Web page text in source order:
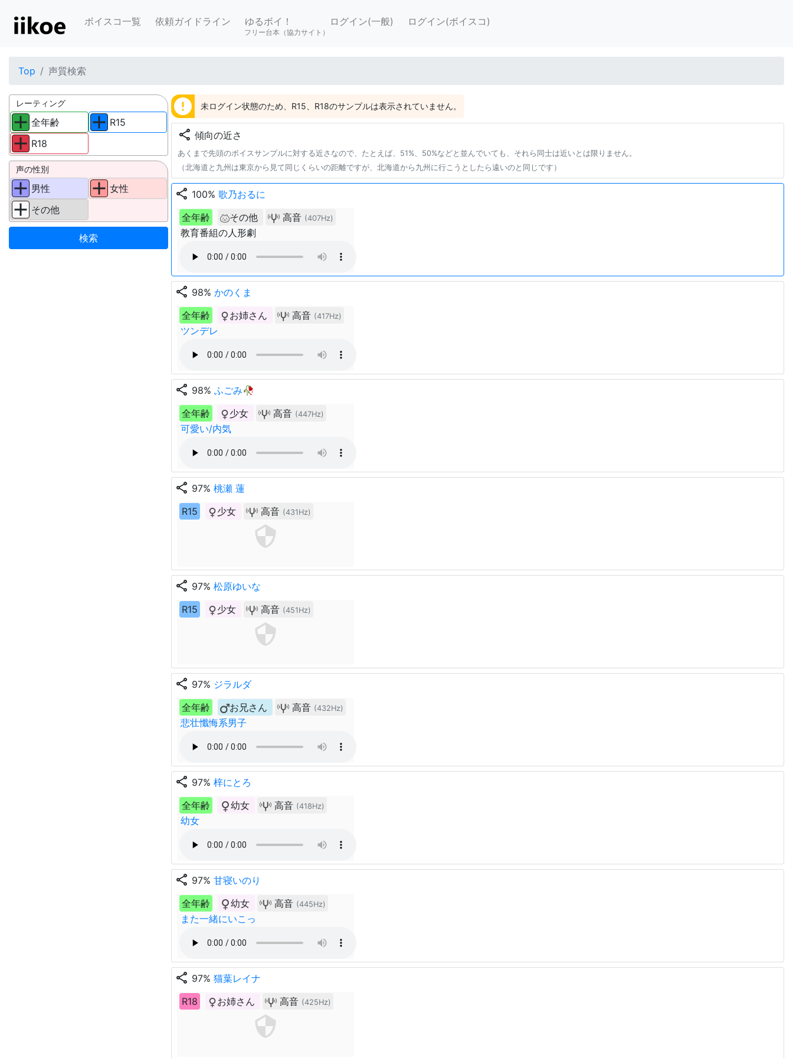
ボイスコ一覧 依頼ガイドライン ゆるボイ！
フリー台本（協力サイト）
ログイン(一般) ログイン(ボイスコ)
Top 声質検索
レーティング
全年齢
R18
R15
声の性別
男性
その他
女性
error 未ログイン状態のため、R15、R18のサンプルは表示されていません。
share 傾向の近さ
あくまで先頭のボイスサンプルに対する近さなので、たとえば、51%、50%などと並んでいても、それら同士は近いとは限りません。
（北海道と九州は東京から見て同じくらいの距離ですが、北海道から九州に行こうとしたら遠いのと同じです）
share 100% 歌乃おるに
全年齢
その他 高音 (407Hz)
教育番組の人形劇
share 98% かのくま
全年齢
お姉さん 高音 (417Hz)
ツンデレ
share 98% ふごみ🥀
全年齢
少女 高音 (447Hz)
可愛い/内気
share 97% 桃瀬 蓮
R15
少女 高音 (431Hz)
share 97% 松原ゆいな
R15
少女 高音 (451Hz)
share 97% ジラルダ
全年齢
お兄さん 高音 (432Hz)
悲壮懺悔系男子
share 97% 梓にとろ
全年齢
幼女 高音 (418Hz)
幼女
share 97% 甘寝いのり
全年齢
幼女 高音 (445Hz)
また一緒にいこっ
share 97% 猫葉レイナ
R18
お姉さん 高音 (425Hz)